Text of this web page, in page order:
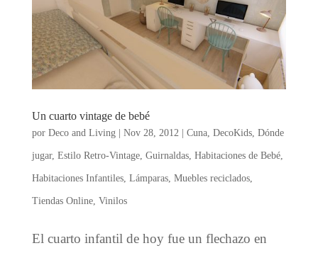
Un cuarto vintage de bebé
por Deco and Living| Nov 28, 2012| Cuna, DecoKids, Dónde
jugar, Estilo Retro-Vintage, Guirnaldas, Habitaciones de Bebé,
Habitaciones Infantiles, Lámparas, Muebles reciclados,
Tiendas Online, Vinilos
El cuarto infantil de hoy fue un flechazo en